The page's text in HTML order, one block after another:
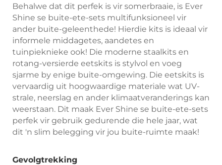
Behalwe dat dit perfek is vir somerbraaie, is Ever
Shine se buite-ete-sets multifunksioneel vir
ander buite-geleenthede! Hierdie kits is ideaal vir
informele middagetes, aandetes en
tuinpieknieke ook! Die moderne staalkits en
rotang-versierde eetskits is stylvol en voeg
sjarme by enige buite-omgewing. Die eetskits is
vervaardig uit hoogwaardige materiale wat UV-
strale, neerslag en ander klimaatveranderings kan
weerstaan. Dit maak Ever Shine se buite-ete-sets
perfek vir gebruik gedurende die hele jaar, wat
dit 'n slim belegging vir jou buite-ruimte maak!
Gevolgtrekking